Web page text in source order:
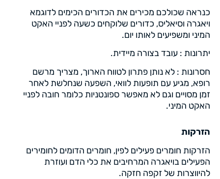
כנראה שכולכם מכירים את הכדורים הכימים לדוגמא
ויאגרה וסיאליס, כדורים שלוקחים כשעה לפניי האקט
המיני ומשפיעים לאותו יום.
יתרונות : עובד בצורה מיידית.
חסרונות : לא נותן פתרון לטווח הארוך, מצריך מרשם
רופא, מגיע עם תופעות לוואי, השפעה שנחלשת לאחר
זמן מסויים וגם לא מאפשר ספונטניות כלומר חובה לפניי
האקט המיני.
הזרקות
הזרקות חומרים פעילים לפין, חומרים הדומים לחומירים
הפעילים בויאגרה המרחיבים את כלי הדם ועוזרת
להיווצרות של זקפה חזקה.